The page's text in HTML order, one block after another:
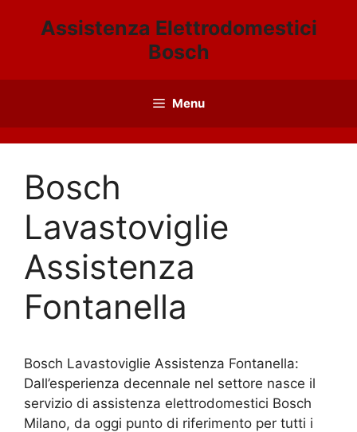
Assistenza Elettrodomestici
Bosch
Menu
Bosch
Lavastoviglie
Assistenza
Fontanella
Bosch Lavastoviglie Assistenza Fontanella:
Dall’esperienza decennale nel settore nasce il
servizio di assistenza elettrodomestici Bosch
Milano, da oggi punto di riferimento per tutti i